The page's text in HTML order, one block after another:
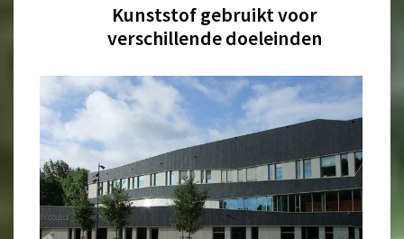
Kunststof gebruikt voor
verschillende doeleinden